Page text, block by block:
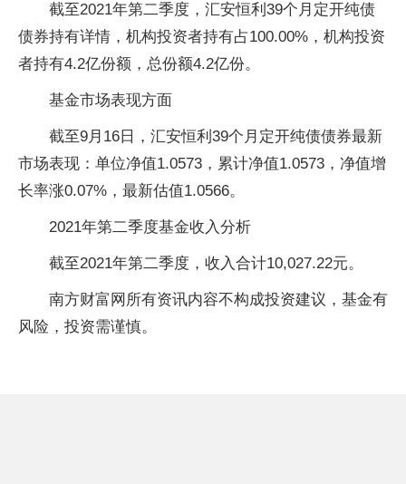
截至2021年第二季度，汇安恒利39个月定开纯债
债券持有详情，机构投资者持有占100.00%，机构投资
者持有4.2亿份额，总份额4.2亿份。
基金市场表现方面
截至9月16日，汇安恒利39个月定开纯债债券最新
市场表现：单位净值1.0573，累计净值1.0573，净值增
长率涨0.07%，最新估值1.0566。
2021年第二季度基金收入分析
截至2021年第二季度，收入合计10,027.22元。
南方财富网所有资讯内容不构成投资建议，基金有
风险，投资需谨慎。